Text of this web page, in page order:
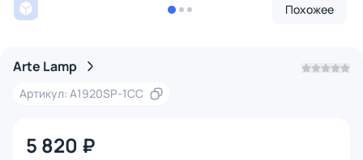
Похожее
Arte Lamp
Артикул: A1920SP-1CC
5 820 ₽